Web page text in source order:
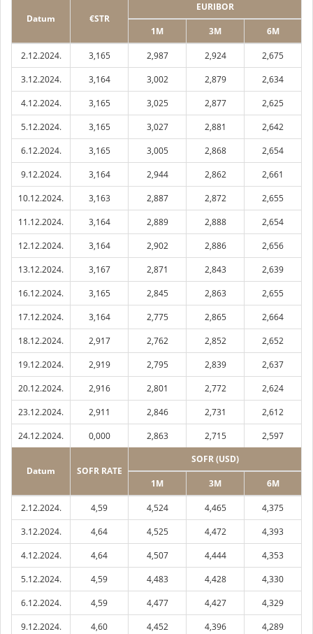
Datum €STR
EURIBOR
1M 3M 6M
2.12.2024. 3,165 2,987 2,924
2,675
3.12.2024.
3,164 3,002 2,879
2,634
4.12.2024.
3,165 3,025 2,877
2,625
5.12.2024.
3,165 3,027 2,881
2,642
6.12.2024.
3,165 3,005 2,868
2,654
9.12.2024.
3,164 2,944 2,862
2,661
10.12.2024.
3,163 2,887 2,872
2,655
11.12.2024.
3,164 2,889 2,888
2,654
12.12.2024.
3,164 2,902 2,886
2,656
13.12.2024.
3,167 2,871 2,843
2,639
16.12.2024.
3,165 2,845 2,863
2,655
17.12.2024.
3,164 2,775 2,865
2,664
18.12.2024.
2,917 2,762 2,852
2,652
19.12.2024.
2,919 2,795 2,839
2,637
20.12.2024.
2,916 2,801 2,772
2,624
23.12.2024.
2,911 2,846 2,731
2,612
24.12.2024.
0,000 2,863 2,715 2,597
Datum SOFR RATE
SOFR (USD)
1M 3M 6M
2.12.2024. 4,59 4,524 4,465
4,375
3.12.2024.
4,64 4,525 4,472
4,393
4.12.2024.
4,64 4,507 4,444
4,353
5.12.2024.
4,59 4,483 4,428
4,330
6.12.2024.
4,59 4,477 4,427
4,329
9.12.2024.
4,60 4,452 4,396
4,289